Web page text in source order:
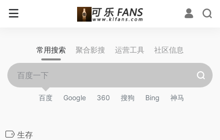
常用搜索 聚合影搜 运营工具 社区信息
百度 Google 360 搜狗 Bing 神马
生存